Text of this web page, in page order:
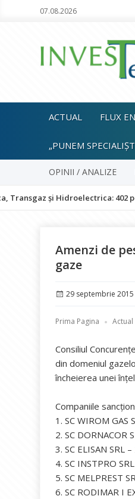
07.08.2026
ACTUAL FLUX
„PUNEM
OPINII / ANALIZE
și Hidroelectrica: 402 posturi
Amenzi de
gaze
Publicat
29 septembrie 2015
Prima Pagina Actual
Consiliul
din domeniul
încheierea unei
Companiile
1. SC WIROM GAS
2. SC DORNACOR
3. SC ELISAN SRL
4. SC INSTPRO
5. SC MELPREST
6. SC RODIMAR I